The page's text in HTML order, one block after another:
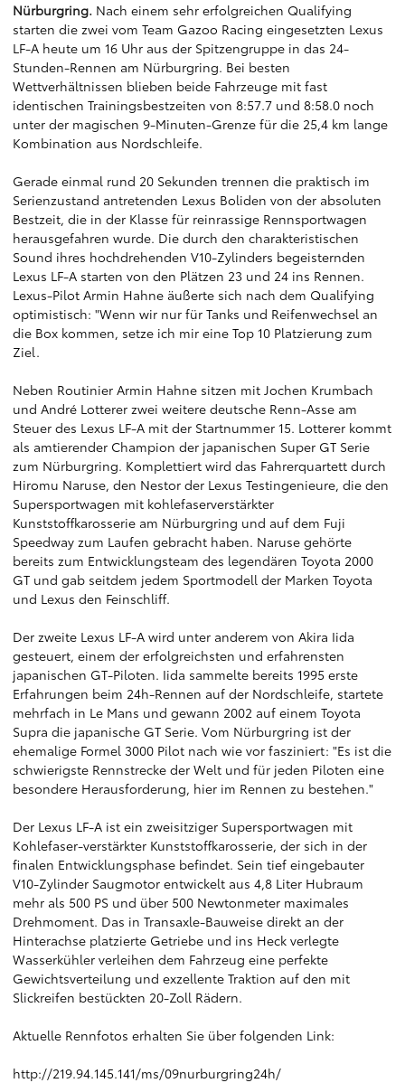
Nürburgring. Nach einem sehr erfolgreichen Qualifying
starten die zwei vom Team Gazoo Racing eingesetzten Lexus
LF-A heute um 16 Uhr aus der Spitzengruppe in das 24-
Stunden-Rennen am Nürburgring. Bei besten
Wettverhältnissen blieben beide Fahrzeuge mit fast
identischen Trainingsbestzeiten von 8:57.7 und 8:58.0 noch
unter der magischen 9-Minuten-Grenze für die 25,4 km lange
Kombination aus Nordschleife.
Gerade einmal rund 20 Sekunden trennen die praktisch im
Serienzustand antretenden Lexus Boliden von der absoluten
Bestzeit, die in der Klasse für reinrassige Rennsportwagen
herausgefahren wurde. Die durch den charakteristischen
Sound ihres hochdrehenden V10-Zylinders begeisternden
Lexus LF-A starten von den Plätzen 23 und 24 ins Rennen.
Lexus-Pilot Armin Hahne äußerte sich nach dem Qualifying
optimistisch: "Wenn wir nur für Tanks und Reifenwechsel an
die Box kommen, setze ich mir eine Top 10 Platzierung zum
Ziel.
Neben Routinier Armin Hahne sitzen mit Jochen Krumbach
und André Lotterer zwei weitere deutsche Renn-Asse am
Steuer des Lexus LF-A mit der Startnummer 15. Lotterer kommt
als amtierender Champion der japanischen Super GT Serie
zum Nürburgring. Komplettiert wird das Fahrerquartett durch
Hiromu Naruse, den Nestor der Lexus Testingenieure, die den
Supersportwagen mit kohlefaserverstärkter
Kunststoffkarosserie am Nürburgring und auf dem Fuji
Speedway zum Laufen gebracht haben. Naruse gehörte
bereits zum Entwicklungsteam des legendären Toyota 2000
GT und gab seitdem jedem Sportmodell der Marken Toyota
und Lexus den Feinschliff.
Der zweite Lexus LF-A wird unter anderem von Akira Iida
gesteuert, einem der erfolgreichsten und erfahrensten
japanischen GT-Piloten. Iida sammelte bereits 1995 erste
Erfahrungen beim 24h-Rennen auf der Nordschleife, startete
mehrfach in Le Mans und gewann 2002 auf einem Toyota
Supra die japanische GT Serie. Vom Nürburgring ist der
ehemalige Formel 3000 Pilot nach wie vor fasziniert: "Es ist die
schwierigste Rennstrecke der Welt und für jeden Piloten eine
besondere Herausforderung, hier im Rennen zu bestehen."
Der Lexus LF-A ist ein zweisitziger Supersportwagen mit
Kohlefaser-verstärkter Kunststoffkarosserie, der sich in der
finalen Entwicklungsphase befindet. Sein tief eingebauter
V10-Zylinder Saugmotor entwickelt aus 4,8 Liter Hubraum
mehr als 500 PS und über 500 Newtonmeter maximales
Drehmoment. Das in Transaxle-Bauweise direkt an der
Hinterachse platzierte Getriebe und ins Heck verlegte
Wasserkühler verleihen dem Fahrzeug eine perfekte
Gewichtsverteilung und exzellente Traktion auf den mit
Slickreifen bestückten 20-Zoll Rädern.
Aktuelle Rennfotos erhalten Sie über folgenden Link:
http://219.94.145.141/ms/09nurburgring24h/